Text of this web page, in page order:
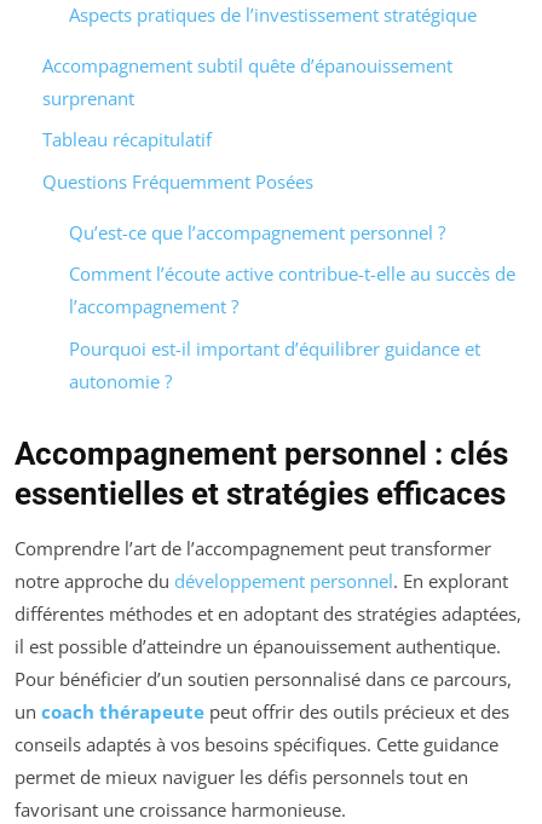
Aspects pratiques de l’investissement stratégique
Accompagnement subtil quête d’épanouissement
surprenant
Tableau récapitulatif
Questions Fréquemment Posées
Qu’est-ce que l’accompagnement personnel ?
Comment l’écoute active contribue-t-elle au succès de
l’accompagnement ?
Pourquoi est-il important d’équilibrer guidance et
autonomie ?
Accompagnement personnel : clés
essentielles et stratégies efficaces
Comprendre l’art de l’accompagnement peut transformer
notre approche du développement personnel. En explorant
différentes méthodes et en adoptant des stratégies adaptées,
il est possible d’atteindre un épanouissement authentique.
Pour bénéficier d’un soutien personnalisé dans ce parcours,
un coach thérapeute peut offrir des outils précieux et des
conseils adaptés à vos besoins spécifiques. Cette guidance
permet de mieux naviguer les défis personnels tout en
favorisant une croissance harmonieuse.